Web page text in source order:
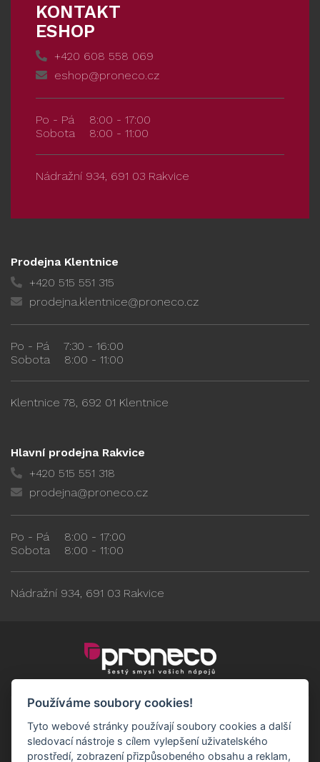
KONTAKT
ESHOP
+420 608 558 069
eshop@proneco.cz
Po - Pá
8:00 - 17:00
Sobota
8:00 - 11:00
Nádražní 934, 691 03 Rakvice
Prodejna Klentnice
+420 515 551 315
prodejna.klentnice@proneco.cz
Po - Pá
7:30 - 16:00
Sobota
8:00 - 11:00
Klentnice 78, 692 01 Klentnice
Hlavní prodejna Rakvice
+420 515 551 318
prodejna@proneco.cz
Po - Pá
8:00 - 17:00
Sobota
8:00 - 11:00
Nádražní 934, 691 03 Rakvice
Používáme soubory cookies!
Tyto webové stránky používají soubory cookies a další
sledovací nástroje s cílem vylepšení uživatelského
prostředí, zobrazení přizpůsobeného obsahu a reklam,